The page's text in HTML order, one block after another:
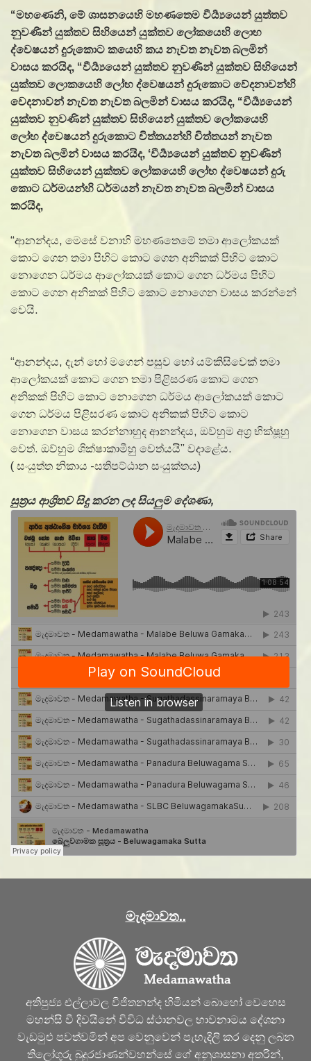
“මහණෙනි, මේ ශාසනයෙහි මහණතෙම වීර්‍ය්‍යයෙන් යුත්තව
නුවණින් යුක්තව සිහියෙන් යුක්තව ලෝකයෙහි ලොභ
ද්වෙෂයන් දුරුකොට කයෙහි කය නැවත නැවත බලමින්
වාසය කරයිද, “වීර්‍ය්‍යයෙන් යුක්තව නුවණින් යුක්තව සිහියෙන්
යුක්තව ලොකයෙහි ලෝභ ද්වෙෂයන් දුරුකොට වේදනාවන්හි
වෙදනාවන් නැවත නැවත බලමින් වාසය කරයිද, “වීර්‍ය්‍යයෙන්
යුක්තව නුවණින් යුක්තව සිහියෙන් යුක්තව ලෝකයෙහි
ලෝභ ද්වෙෂයන් දුරුකොට චිත්තයන්හි චිත්තයන් නැවත
නැවත බලමින් වාසය කරයිද, ‘වීර්‍ය්‍යයෙන් යුක්තව නුවණින්
යුක්තව සිහියෙන් යුක්තව ලෝකයෙහි ලෝභ ද්වෙෂයන් දුරු
කොට ධර්මයන්හි ධර්මයන් නැවත නැවත බලමින් වාසය
කරයිද,
“ආනන්දය, මෙසේ වනාහි මහණතෙමේ තමා ආලෝකයක්
කොට ගෙන තමා පිහිට කොට ගෙන අනිකක් පිහිට කොට
නොගෙන ධර්මය ආලෝකයක් කොට ගෙන ධර්මය පිහිට
කොට ගෙන අනිකක් පිහිට කොට නොගෙන වාසය කරන්නේ
වෙයි.
“ආනන්දය, දැන් හෝ මගෙන් පසුව හෝ යම්කිසිවෙක් තමා
ආලෝකයක් කොට ගෙන තමා පිළිසරණ කොට ගෙන
අනිකක් පිහිට කොට නොගෙන ධර්මය ආලෝකයක් කොට
ගෙන ධර්මය පිළිසරණ කොට අනිකක් පිහිට කොට
නොගෙන වාසය කරන්නාහුද ආනන්දය, ඔව්හුම අග්‍ර භික්ෂූහු
වෙත්. ඔව්හුම ශික්ෂාකාමීහු වෙත්යයි” වදාළේය.
( සංයුත්‌ත නිකාය -සතිපට්ඨාන සංයුක්තය)
සුත්‍රය ආශ්‍රිතව සිදු කරන ලද සියලුම දේශණා,
මැදමාවත..
අතිපුජ්‍ය එල්ලාවල විජිතනන්ද හිමියන් බොහෝ වෙහෙස
මහන්සි වී දිවයිනේ විවිධ ස්ථානවල භාවනාමය දේශනා
වැඩමුළු පවත්වමින් අප වෙනුවෙන් පැහැදිලි කර දෙනු ලබන
තිලෝගුරු බුදුරජාණන්වහන්සේ ගේ අනුශාසනා අතරින්,